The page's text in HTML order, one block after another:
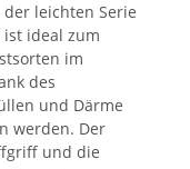
leichten Serie
ist ideal zum
im
des
und Därme
werden. Der
und die